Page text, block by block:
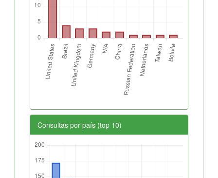
Consultas por país (top 10)